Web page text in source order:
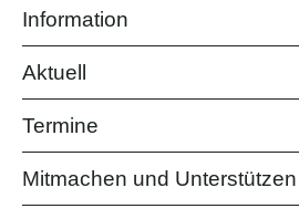
Information
Aktuell
Termine
Mitmachen und Unterstützen